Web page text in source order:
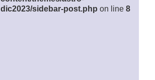
dic2023/sidebar-post.php on line 8